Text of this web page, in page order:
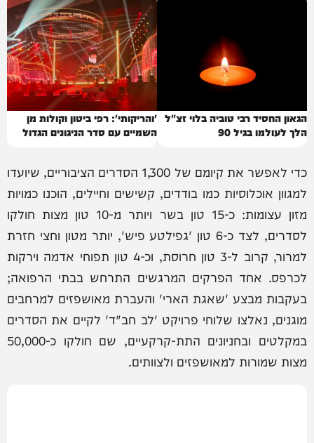
הגאון החסיד רבי טוביה בלוי זצ"ל
הלך לעולמו בגיל 90
'והריקותי': רפי ביטון וקולות מן
השמיים עם סדר הניגונים הגדול
כדי לאפשר את קיומם של 1,300 הסדרים הציבוריים, שיועדו
למגוון אוכלוסיות כמו בודדים, קשישים וחיילים, הוכנו כמויות
מזון עצומות: כ-15 טון בשר ויותר מ-10 טון מצות חולקו
לסדרים, לצד כ-6 טון 'גפילטע פיש', יותר מטון וחצי חזרת
למרור, קרוב ל-3 טון חרוסת, וכ-4 טון תפוחי אדמה וירקות
לכרפס. אחד הפרקים המרגשים התרחש בבתי הרפואה;
בעקבות מבצע 'שאגת הארי' והעברת מאושפזים למרחבים
מוגנים, נאלצו שלוחי פרויקט 'לב חב"ד' לקיים את הסדרים
במקלטים ובחניונים התת-קרקעיים, שם חולקו כ-50,000
מצות שמורות למאושפזים ולצוותים.